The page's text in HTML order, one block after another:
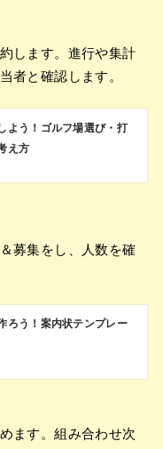
します。進行や集計
者と確認します。
よう！ゴルフ場選び・打
え方
募集をし、人数を確
ろう！案内状テンプレー
ます。組み合わせ次